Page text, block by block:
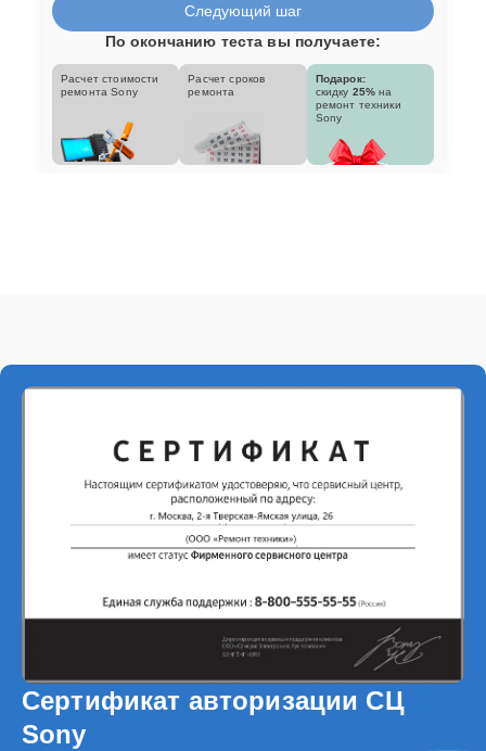
Следующий шаг
По окончанию теста вы получаете:
Расчет стоимости
ремонта Sony
Расчет сроков
ремонта
Подарок:
скидку 25% на
ремонт техники
Sony
Сертификат авторизации СЦ
Sony